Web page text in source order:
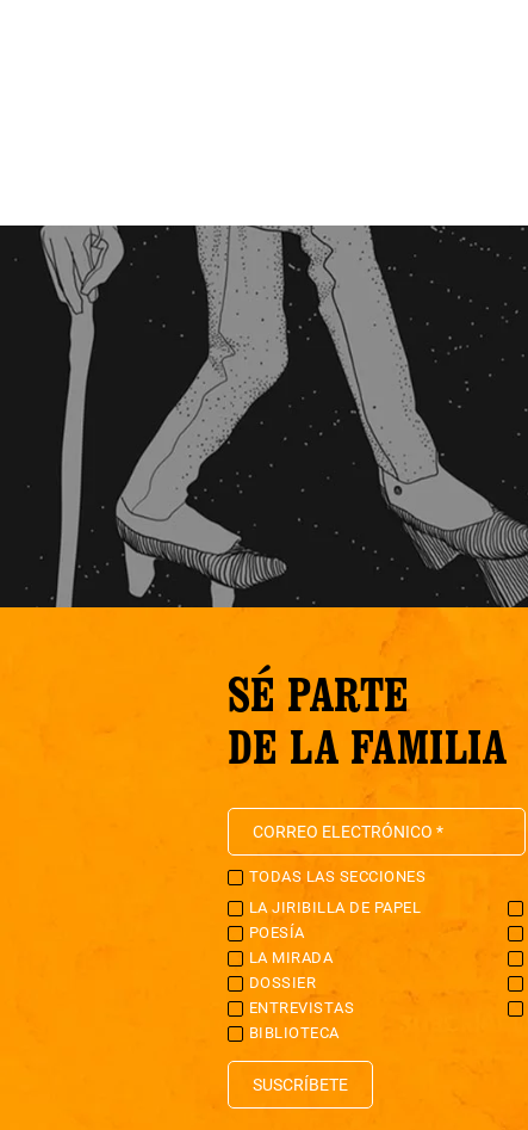
SÉ PARTE
DE LA FAMILIA
TODAS LAS SECCIONES
LA JIRIBILLA DE PAPEL
POESÍA
LA MIRADA
DOSSIER
ENTREVISTAS
BIBLIOTECA
SUSCRÍBETE